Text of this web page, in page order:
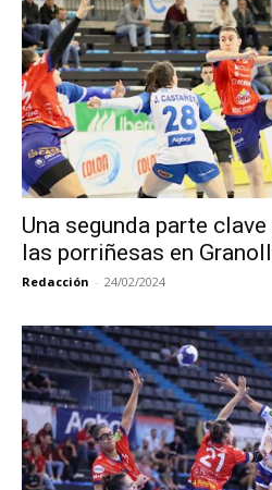
Una segunda parte
las porriñesas en
Redacción - 24/02/2024